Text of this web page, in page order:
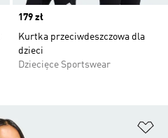
Price
179 zł
Kurtka przeciwdeszczowa dla
dzieci
Dziecięce Sportswear